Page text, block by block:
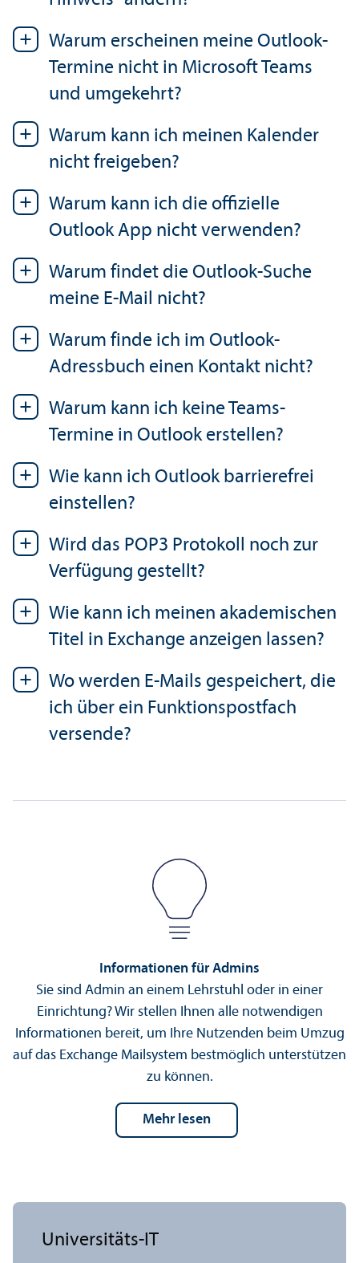
Warum erscheinen meine Outlook-
Termine nicht in Microsoft Teams
und umgekehrt?
Warum kann ich meinen Kalender
nicht freigeben?
Warum kann ich die offizielle
Outlook App nicht verwenden?
Warum findet die Outlook-Suche
meine E-Mail nicht?
Warum finde ich im Outlook-
Adressbuch einen Kontakt nicht?
Warum kann ich keine Teams-
Termine in Outlook erstellen?
Wie kann ich Outlook barrierefrei
einstellen?
Wird das POP3 Protokoll noch zur
Verfügung gestellt?
Wie kann ich meinen akademischen
Titel in Exchange anzeigen lassen?
Wo werden E-Mails gespeichert, die
ich über ein Funktions­postfach
versende?
Informationen für Admins
Sie sind Admin an einem Lehr­stuhl oder in einer
Einrichtung? Wir stellen Ihnen alle notwendigen
Informationen bereit, um Ihre Nutzenden beim Umzug
auf das Exchange Mail­system bestmöglich unter­stützen
zu können.
mehr lesen
Universitäts-IT